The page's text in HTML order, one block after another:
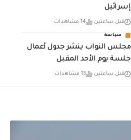
إسرائيل
قبل ساعتين 14 مشاهدات
سياسة
مجلس النواب ينشر جدول أعمال
جلسة يوم الأحد المقبل
قبل ساعتين 13 مشاهدات